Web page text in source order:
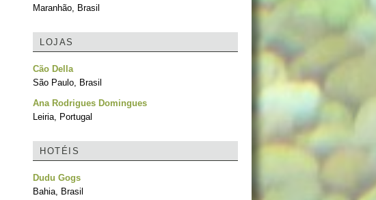
Maranhão, Brasil
LOJAS
Cão Della
São Paulo, Brasil
Ana Rodrigues Domingues
Leiria, Portugal
HOTÉIS
Dudu Gogs
Bahia, Brasil